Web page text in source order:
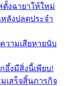
ตั้งฉายาให้ใหม่
หลังปลดประจำ
วามเสียหายนับ
อึ้งมีสิ่งนี้เพียบ!
เสร็จสิ้นภารกิจ